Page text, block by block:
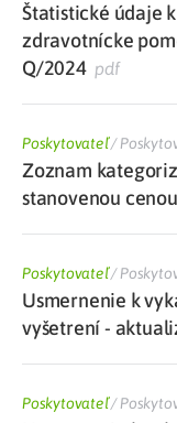
Štatistické údaje
zdravotnícke
Q/2024pdf
Poskytovateľ/
Zoznam
stanovenou
Poskytovateľ/
Usmernenie k
vyšetrení -
Poskytovateľ/